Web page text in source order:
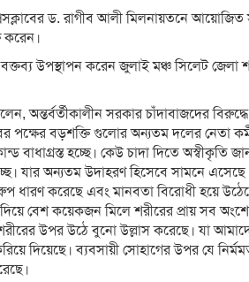
ড. রাগীব আলী মিলনায়তনে আয়োজিত
করেন।
বক্তব্য উপস্থাপন করেন জুলাই মঞ্চ সিলেট
অন্তর্বর্তীকালীন সরকার চাঁদাবাজদের
পক্ষের বড়শক্তি গুলোর অন্যতম দলের নেতা
বাধাগ্রস্ত হচ্ছে। কেউ চাদা দিতে অস্বীকৃতি
যার অন্যতম উদাহরণ হিসেবে সামনে এসেছে
ধারণ করেছে এবং মানবতা বিরোধী হয়ে
বেশ কয়েকজন মিলে শরীরের প্রায় সব
উপর উঠে বুনো উল্লাস করেছে। যা
দিয়েছে। ব্যবসায়ী সোহাগের উপর যে